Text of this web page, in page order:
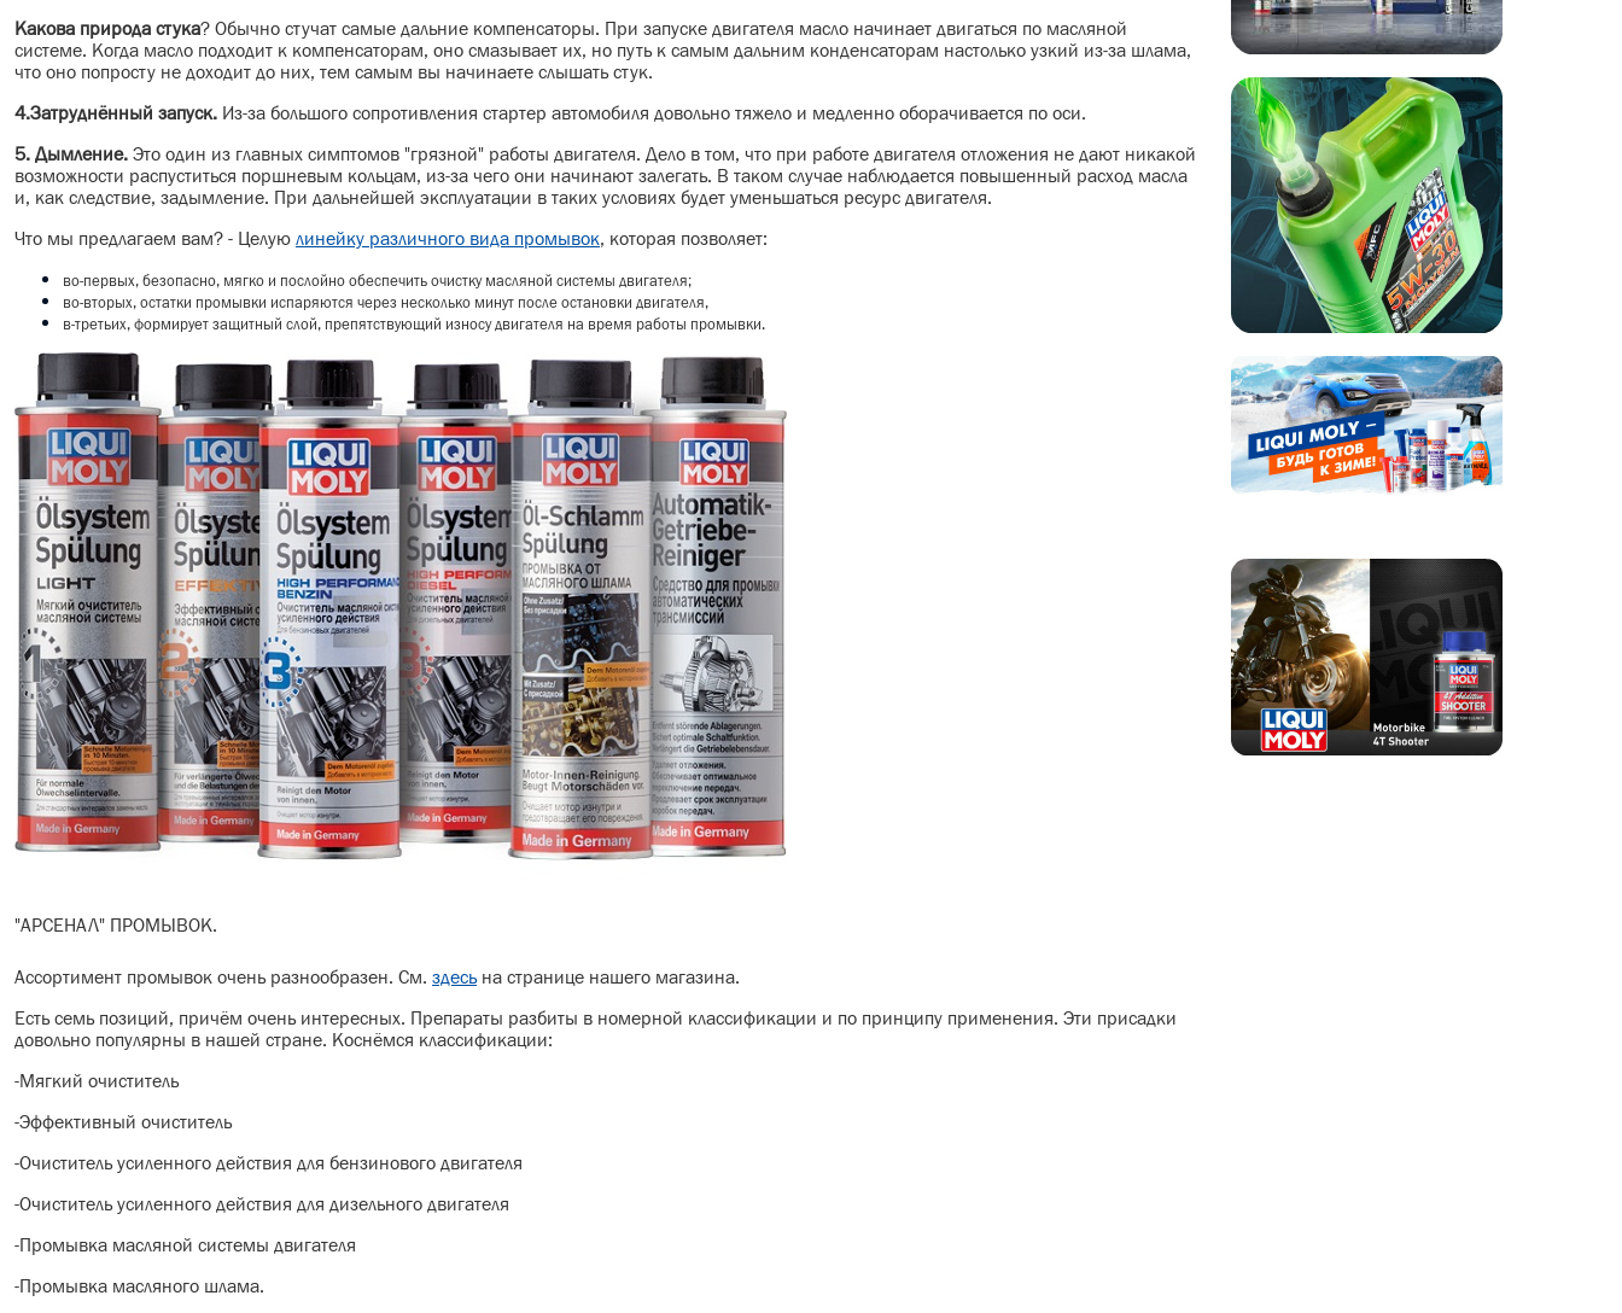
Какова природа стука? Обычно стучат самые дальние компенсаторы. При запуске двигателя масло начинает двигаться по масляной
системе. Когда масло подходит к компенсаторам, оно смазывает их, но путь к самым дальним конденсаторам настолько узкий из-за шлама,
что оно попросту не доходит до них, тем самым вы начинаете слышать стук.
4.Затруднённый запуск. Из-за большого сопротивления стартер автомобиля довольно тяжело и медленно оборачивается по оси.
5. Дымление. Это один из главных симптомов "грязной" работы двигателя. Дело в том, что при работе двигателя отложения не дают никакой
возможности распуститься поршневым кольцам, из-за чего они начинают залегать. В таком случае наблюдается повышенный расход масла
и, как следствие, задымление. При дальнейшей эксплуатации в таких условиях будет уменьшаться ресурс двигателя.
Что мы предлагаем вам? - Целую линейку различного вида промывок, которая позволяет:
во-первых, безопасно, мягко и послойно обеспечить очистку масляной системы двигателя;
во-вторых, остатки промывки испаряются через несколько минут после остановки двигателя,
в-третьих, формирует защитный слой, препятствующий износу двигателя на время работы промывки.
"АРСЕНАЛ" ПРОМЫВОК.
Ассортимент промывок очень разнообразен. См. здесьна странице нашего магазина.
Есть семь позиций, причём очень интересных. Препараты разбиты в номерной классификации и по принципу применения. Эти присадки
довольно популярны в нашей стране. Коснёмся классификации:
-Мягкий очиститель
-Эффективный очиститель
-Очиститель усиленного действия для бензинового двигателя
-Очиститель усиленного действия для дизельного двигателя
-Промывка масляной системы двигателя
-Промывка масляного шлама.